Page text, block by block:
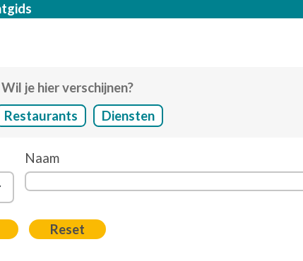
Wil je hier verschijnen?
Restaurants Diensten
Naam